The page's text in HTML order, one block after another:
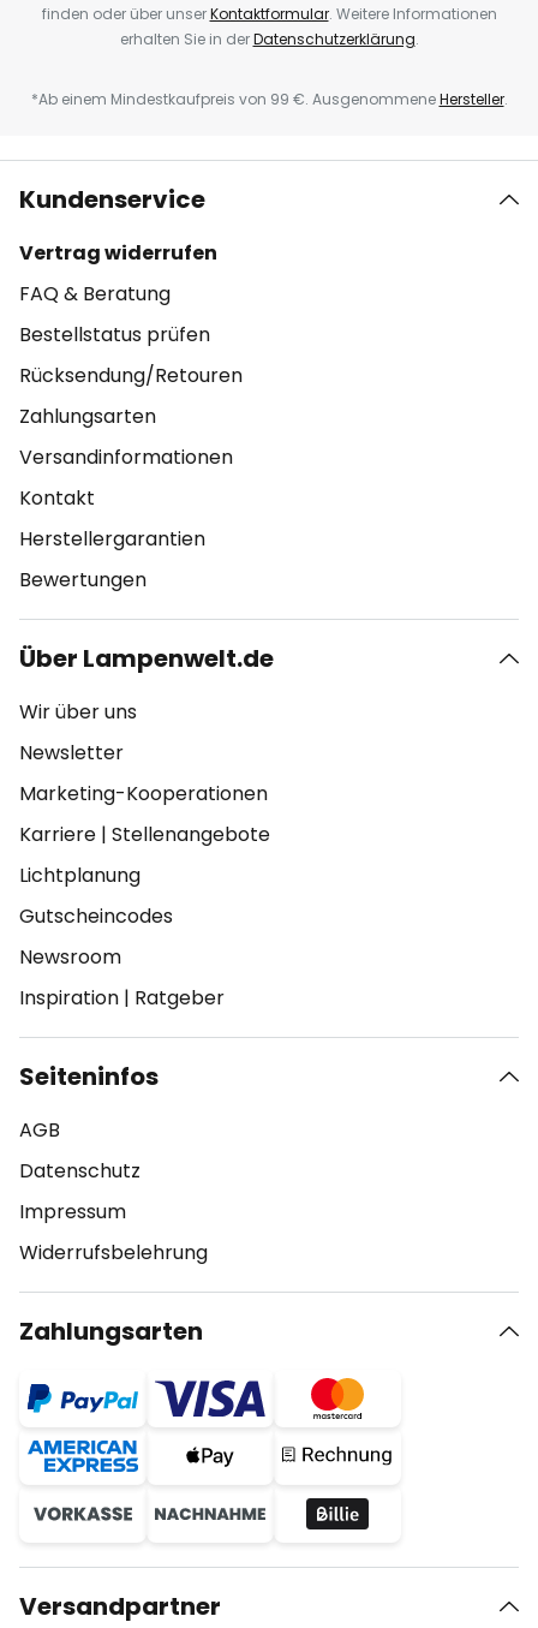
finden oder über unserKontaktformular. Weitere Informationen
erhalten Sie in derDatenschutzerklärung.
*Ab einem Mindestkaufpreis von 99 €. AusgenommeneHersteller.
Kundenservice
Vertrag widerrufen
FAQ & Beratung
Bestellstatus prüfen
Rücksendung/Retouren
Zahlungsarten
Versandinformationen
Kontakt
Herstellergarantien
Bewertungen
Über Lampenwelt.de
Wir über uns
Newsletter
Marketing-Kooperationen
Karriere | Stellenangebote
Lichtplanung
Gutscheincodes
Newsroom
Inspiration | Ratgeber
Seiteninfos
AGB
Datenschutz
Impressum
Widerrufsbelehrung
Zahlungsarten
Versandpartner